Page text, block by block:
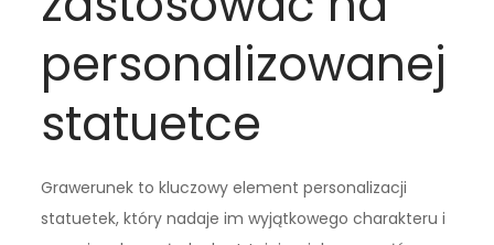
personalizowanej
statuetce
Grawerunek to kluczowy element personalizacji
statuetek, który nadaje im wyjątkowego charakteru i